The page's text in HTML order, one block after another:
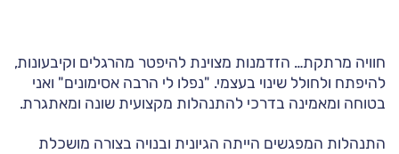
חוויה מרתקת… הזדמנות מצוינת להיפטר מהרגלים וקיבעונות,
להיפתח ולחולל שינוי בעצמי. "נפלו לי הרבה אסימונים" ואני
בטוחה ומאמינה בדרכי להתנהלות מקצועית שונה ומאתגרת.
התנהלות המפגשים הייתה הגיונית ובנויה בצורה מושכלת